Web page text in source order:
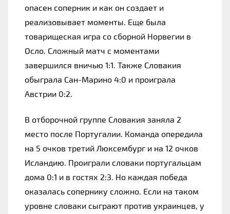
опасен соперник и как он создает и
реализовывает моменты. Еще была
товарищеская игра со сборной Норвегии в
Осло. Сложный матч с моментами
завершился вничью 1:1. Также Словакия
обыграла Сан-Марино 4:0 и проиграла
Австрии 0:2.
В отборочной группе Словакия заняла 2
место после Португалии. Команда опередила
на 5 очков третий Люксембург и на 12 очков
Исландию. Проиграли словаки португальцам
дома 0:1 и в гостях 2:3. Но каждая победа
оказалась сопернику сложно. Если на таком
уровне словаки сыграют против украинцев, у